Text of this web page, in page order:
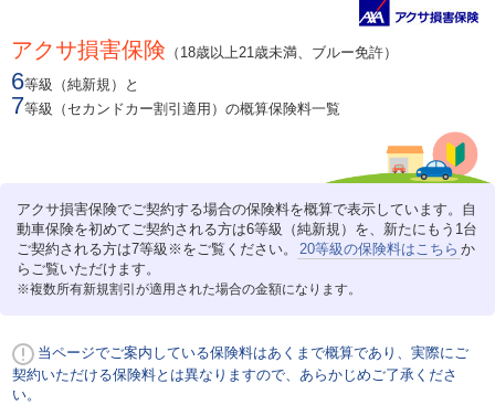
アクサ損害保険 （18歳以上21歳未満、ブルー免許）
6等級（純新規）と
7等級（セカンドカー割引適用）の概算保険料一覧
アクサ損害保険でご契約する場合の保険料を概算で表示しています。自
動車保険を初めてご契約される方は6等級（純新規）を、新たにもう1台
ご契約される方は7等級※をご覧ください。
20等級の保険料はこちら か
らご覧いただけます。
※複数所有新規割引が適用された場合の金額になります。
当ページでご案内している保険料はあくまで概算であり、実際にご
契約いただける保険料とは異なりますので、あらかじめご了承くださ
い。